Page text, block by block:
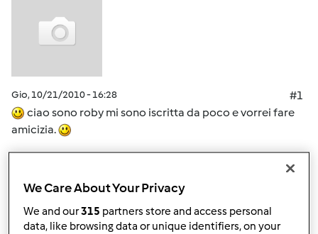
Gio, 10/21/2010 - 16:28
#1
ciao sono roby mi sono iscritta da poco e vorrei fare
amicizia.
Accedio registratiper poter commentare
We Care About Your Privacy
We and our315 partners store and access personal
data, like browsing data or unique identifiers, on your